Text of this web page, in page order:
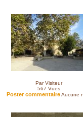
Par Visiteur
567 Vues
Poster commentaireAucune